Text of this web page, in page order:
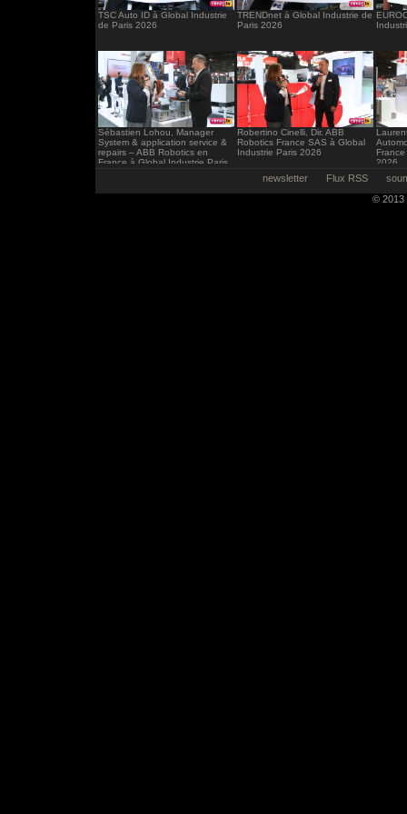
TSC Auto ID à Global Industrie
de Paris 2026
TRENDnet à Global Industrie de
Paris 2026
Sébastien Lohou, Manager
System & application service &
repairs – ABB Robotics en
France à Global Industrie Paris
Robertino Cinelli, Dir. ABB
Robotics France SAS à Global
Industrie Paris 2026
2026
newsletter Flux RSS
© 2013